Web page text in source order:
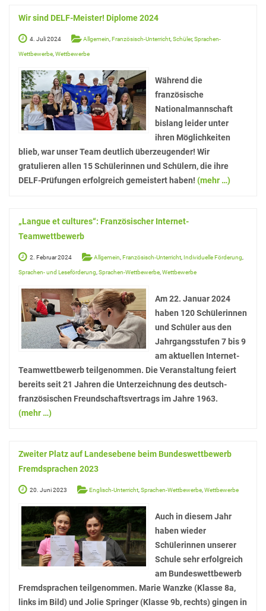
Kopf hoch! – Beratung für Eltern
Lehrer*innen
Lehrkräfte
Sekretariat
Unterrichtszeiten
Kooperationen
Musikschule
Stadtbücherei
Wirtschaft
Förderverein
Ziele des Fördervereins
Sitzungen und Protokolle
Neue Fünftklässler*innen
Unsere Schule
Unterricht
Unterrichtszeiten
Hausaufgaben
Materiallisten
Individuelle Förderung
Wir sind DELF-Meister! Diplome 2024
4. Juli 2024 Allgemein, Französisch-Unterricht,Schüler,Sprachen-
Wettbewerbe,Wettbewerbe
Während die
französische
Nationalmannschaft
bislang leider unter
ihren Möglichkeiten
blieb, war unser Team deutlich überzeugender! Wir
gratulieren allen 15 Schülerinnen und Schülern, die ihre
DELF-Prüfungen erfolgreich gemeistert haben! (mehr …)
„Langue et cultures“: Französischer Internet-
Teamwettbewerb
2. Februar 2024 Allgemein, Französisch-Unterricht, Individuelle Förderung,
Sprachen- und Leseförderung,Sprachen-Wettbewerbe,Wettbewerbe
Am 22. Januar 2024
haben 120 Schülerinnen
und Schüler aus den
Jahrgangsstufen 7 bis 9
am aktuellen Internet-
Teamwettbewerb teilgenommen. Die Veranstaltung feiert
bereits seit 21 Jahren die Unterzeichnung des deutsch-
französischen Freundschaftsvertrags im Jahre 1963.
(mehr …)
Zweiter Platz auf Landesebene beim Bundeswettbewerb
Fremdsprachen 2023
20. Juni 2023 Englisch-Unterricht,Sprachen-Wettbewerbe,Wettbewerbe
Auch in diesem Jahr
haben wieder
Schülerinnen unserer
Schule sehr erfolgreich
am Bundeswettbewerb
Fremdsprachen teilgenommen. Marie Wanzke (Klasse 8a,
links im Bild) und Jolie Springer (Klasse 9b, rechts) gingen in